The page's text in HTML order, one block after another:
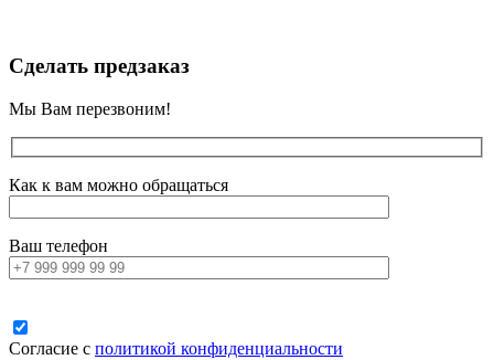
Сделать предзаказ
Мы Вам перезвоним!
Как к вам можно обращаться
Ваш телефон
Согласие с политикой конфиденциальности